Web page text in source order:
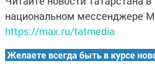
национальном мессенджере
https://max.ru/tatmedia
Желаете всегда быть в курсе